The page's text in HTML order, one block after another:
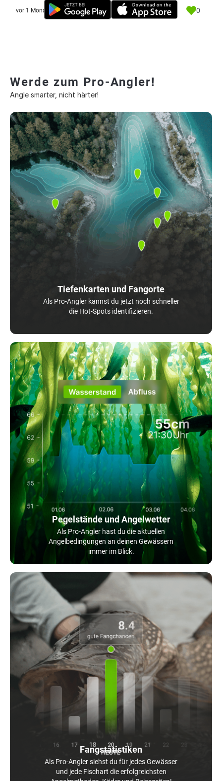
vor 1 Monat 0
Werde zum Pro-Angler!
Angle smarter, nicht härter!
Tiefenkarten und Fangorte
Als Pro-Angler kannst du jetzt noch schneller
die Hot-Spots identifizieren.
Pegelstände und Angelwetter
Als Pro-Angler hast du die aktuellen
Angelbedingungen an deinen Gewässern
immer im Blick.
Fangstatistiken
Als Pro-Angler siehst du für jedes Gewässer
und jede Fischart die erfolgreichsten